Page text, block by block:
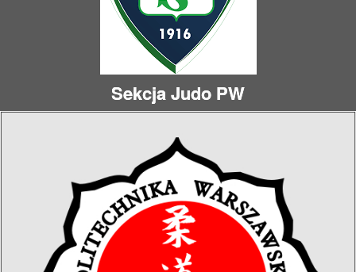
Sekcja Judo PW